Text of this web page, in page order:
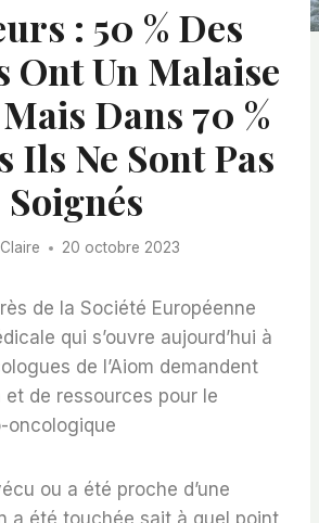
: 50 % Des
Ont Un Malaise
Dans 70 %
Ils Ne Sont Pas
Soignés
Claire 20 octobre 2023
de la Société Européenne
qui s’ouvre aujourd’hui à
de l’Aiom demandent
et de ressources pour le
oncologique
ou a été proche d’une